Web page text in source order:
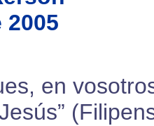
2005
en